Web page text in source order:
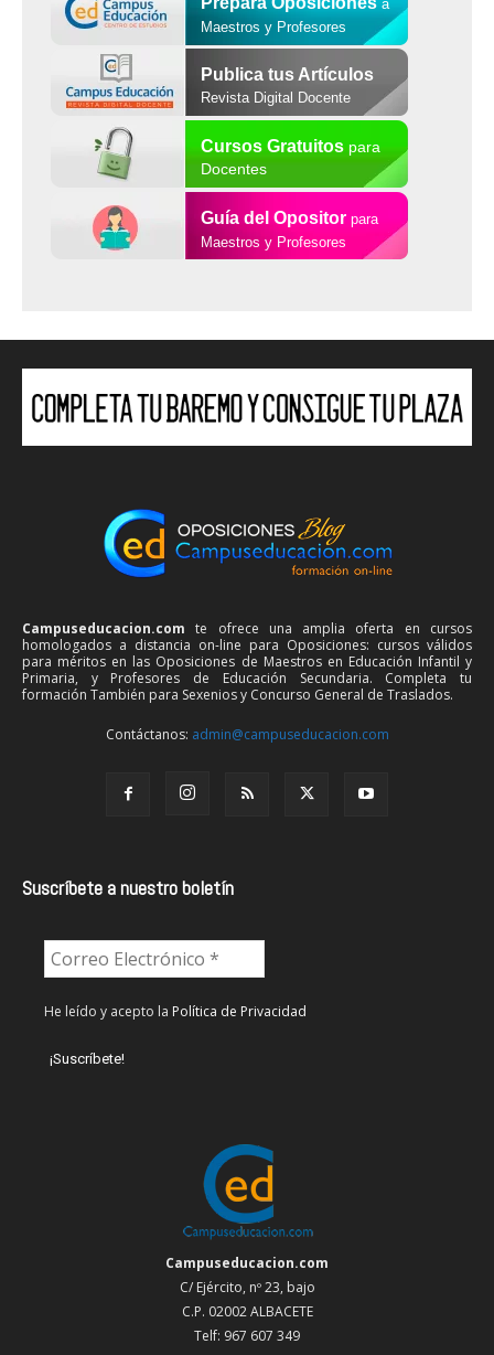
a
Maestros y Profesores
Publica tus Artículos
Revista Digital Docente
Cursos Gratuitospara
Docentes
Guía del Opositor para
Maestros y Profesores
Campuseducacion.com te ofrece una amplia oferta en cursos
homologados a distancia on-line para Oposiciones: cursos válidos
para méritos en las Oposiciones de Maestros en Educación Infantil y
Primaria, y Profesores de Educación Secundaria. Completa tu
formación También para Sexenios y Concurso General de Traslados.
Contáctanos: admin@campuseducacion.com
Suscríbete a nuestro boletín
He leído y acepto la Política de Privacidad
Campuseducacion.com
C/ Ejército, nº 23, bajo
C.P. 02002 ALBACETE
Telf: 967 607 349